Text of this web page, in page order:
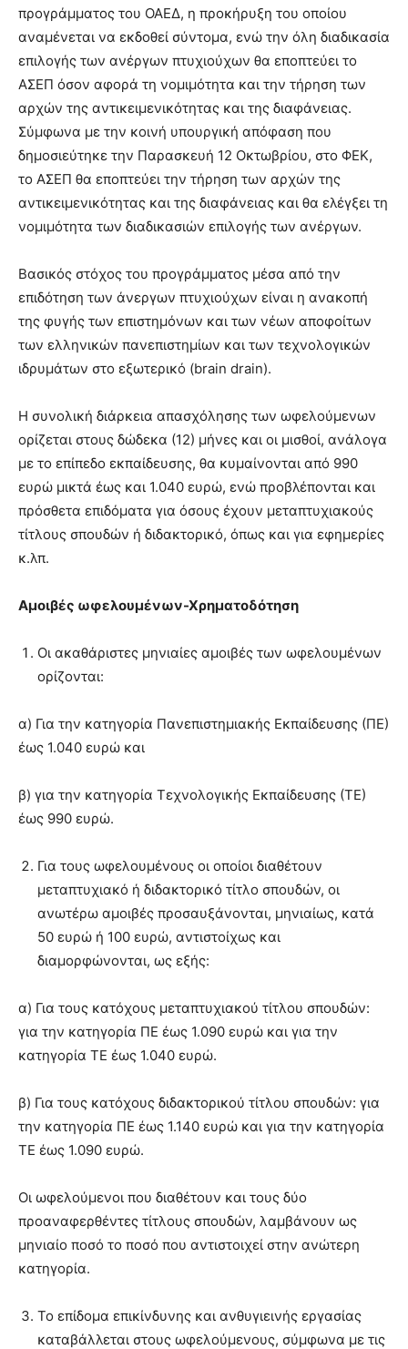
προγράμματος του ΟΑΕΔ, η προκήρυξη του οποίου
αναμένεται να εκδοθεί σύντομα, ενώ την όλη διαδικασία
επιλογής των ανέργων πτυχιούχων θα εποπτεύει το
ΑΣΕΠ όσον αφορά τη νομιμότητα και την τήρηση των
αρχών της αντικειμενικότητας και της διαφάνειας.
Σύμφωνα με την κοινή υπουργική απόφαση που
δημοσιεύτηκε την Παρασκευή 12 Οκτωβρίου, στο ΦΕΚ,
το ΑΣΕΠ θα εποπτεύει την τήρηση των αρχών της
αντικειμενικότητας και της διαφάνειας και θα ελέγξει τη
νομιμότητα των διαδικασιών επιλογής των ανέργων.
Βασικός στόχος του προγράμματος μέσα από την
επιδότηση των άνεργων πτυχιούχων είναι η ανακοπή
της φυγής των επιστημόνων και των νέων αποφοίτων
των ελληνικών πανεπιστημίων και των τεχνολογικών
ιδρυμάτων στο εξωτερικό (brain drain).
Η συνολική διάρκεια απασχόλησης των ωφελούμενων
ορίζεται στους δώδεκα (12) μήνες και οι μισθοί, ανάλογα
με το επίπεδο εκπαίδευσης, θα κυμαίνονται από 990
ευρώ μικτά έως και 1.040 ευρώ, ενώ προβλέπονται και
πρόσθετα επιδόματα για όσους έχουν μεταπτυχιακούς
τίτλους σπουδών ή διδακτορικό, όπως και για εφημερίες
κ.λπ.
Αμοιβές ωφελουμένων-Χρηματοδότηση
Οι ακαθάριστες μηνιαίες αμοιβές των ωφελουμένων
ορίζονται:
α) Για την κατηγορία Πανεπιστημιακής Εκπαίδευσης (ΠΕ)
έως 1.040 ευρώ και
β) για την κατηγορία Τεχνολογικής Εκπαίδευσης (ΤΕ)
έως 990 ευρώ.
Για τους ωφελουμένους οι οποίοι διαθέτουν
μεταπτυχιακό ή διδακτορικό τίτλο σπουδών, οι
ανωτέρω αμοιβές προσαυξάνονται, μηνιαίως, κατά
50 ευρώ ή 100 ευρώ, αντιστοίχως και
διαμορφώνονται, ως εξής:
α) Για τους κατόχους μεταπτυχιακού τίτλου σπουδών:
για την κατηγορία ΠΕ έως 1.090 ευρώ και για την
κατηγορία ΤΕ έως 1.040 ευρώ.
β) Για τους κατόχους διδακτορικού τίτλου σπουδών: για
την κατηγορία ΠΕ έως 1.140 ευρώ και για την κατηγορία
ΤΕ έως 1.090 ευρώ.
Οι ωφελούμενοι που διαθέτουν και τους δύο
προαναφερθέντες τίτλους σπουδών, λαμβάνουν ως
μηνιαίο ποσό το ποσό που αντιστοιχεί στην ανώτερη
κατηγορία.
Το επίδομα επικίνδυνης και ανθυγιεινής εργασίας
καταβάλλεται στους ωφελούμενους, σύμφωνα με τις